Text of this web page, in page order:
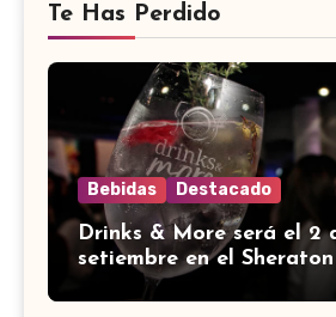
Te Has Perdido
Bebidas Destacado
Drinks & More será el 2
setiembre en el Sheraton